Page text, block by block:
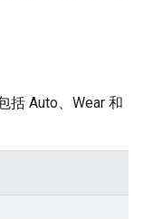
括 Auto、Wear 和